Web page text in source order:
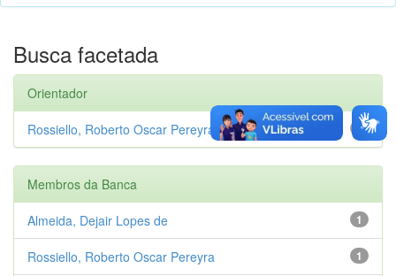
Busca facetada
Orientador
1
Rossiello, Roberto Oscar Pereyra
Membros da Banca
1
Almeida, Dejair Lopes de
1
Rossiello, Roberto Oscar Pereyra